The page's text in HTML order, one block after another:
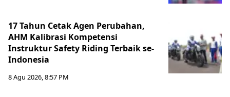
17 Tahun Cetak Agen Perubahan,
AHM Kalibrasi Kompetensi
Instruktur Safety Riding Terbaik se-
Indonesia
8 Agu 2026, 8:57 PM